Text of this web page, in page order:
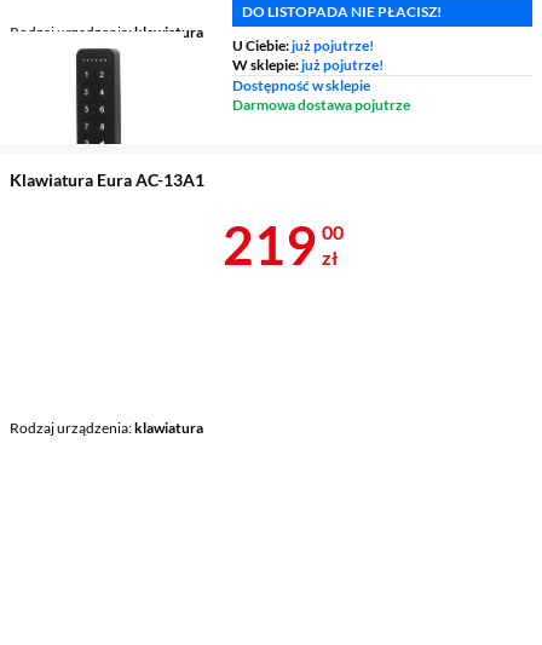
Rodzaj urządzenia klawiatura
DO LISTOPADA NIE PŁACISZ!
U Ciebie:już pojutrze!
W sklepie:już pojutrze!
Dostępność w sklepie
Darmowa dostawa pojutrze
Klawiatura Eura AC-13A1
Rodzaj urządzenia klawiatura
Cena 219 zł
219 00
zł